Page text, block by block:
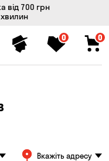
від 700 грн
0 0
Вкажіть адресу